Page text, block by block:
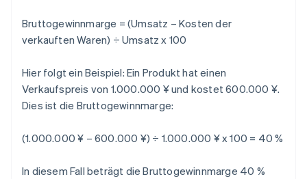
Bruttogewinnmarge = (Umsatz – Kosten der
verkauften Waren) ÷ Umsatz x 100
Hier folgt ein Beispiel: Ein Produkt hat einen
Verkaufspreis von 1.000.000 ¥ und kostet 600.000 ¥.
Dies ist die Bruttogewinnmarge:
(1.000.000 ¥ – 600.000 ¥) ÷ 1.000.000 ¥ x 100 = 40 %
In diesem Fall beträgt die Bruttogewinnmarge 40 %